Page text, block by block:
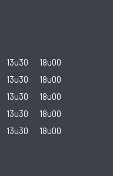
13u30
18u00
13u30
18u00
13u30
18u00
13u30
18u00
13u30
18u00